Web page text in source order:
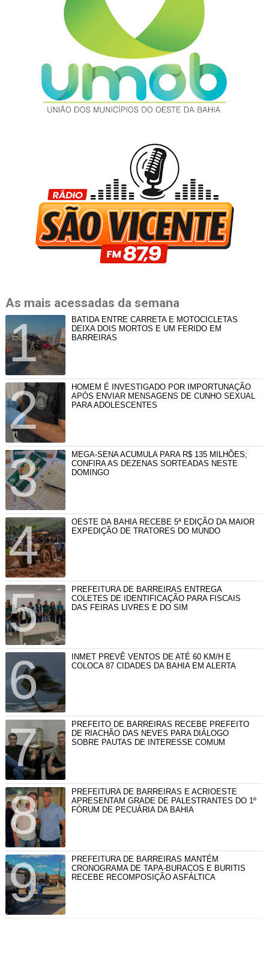
As mais acessadas da semana
BATIDA ENTRE CARRETA E MOTOCICLETAS
DEIXA DOIS MORTOS E UM FERIDO EM
BARREIRAS
HOMEM É INVESTIGADO POR IMPORTUNAÇÃO
APÓS ENVIAR MENSAGENS DE CUNHO SEXUAL
PARA ADOLESCENTES
MEGA-SENA ACUMULA PARA R$ 135 MILHÕES;
CONFIRA AS DEZENAS SORTEADAS NESTE
DOMINGO
OESTE DA BAHIA RECEBE 5ª EDIÇÃO DA MAIOR
EXPEDIÇÃO DE TRATORES DO MUNDO
PREFEITURA DE BARREIRAS ENTREGA
COLETES DE IDENTIFICAÇÃO PARA FISCAIS
DAS FEIRAS LIVRES E DO SIM
INMET PREVÊ VENTOS DE ATÉ 60 KM/H E
COLOCA 87 CIDADES DA BAHIA EM ALERTA
PREFEITO DE BARREIRAS RECEBE PREFEITO
DE RIACHÃO DAS NEVES PARA DIÁLOGO
SOBRE PAUTAS DE INTERESSE COMUM
PREFEITURA DE BARREIRAS E ACRIOESTE
APRESENTAM GRADE DE PALESTRANTES DO 1º
FÓRUM DE PECUÁRIA DA BAHIA
PREFEITURA DE BARREIRAS MANTÉM
CRONOGRAMA DE TAPA-BURACOS E BURITIS
RECEBE RECOMPOSIÇÃO ASFÁLTICA